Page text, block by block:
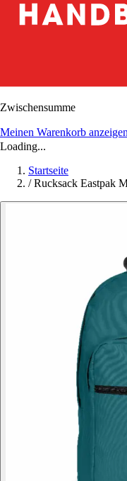
Zwischensumme
Meinen Warenkorb anzeigen
Loading...
Startseite
/ Rucksack Eastpak